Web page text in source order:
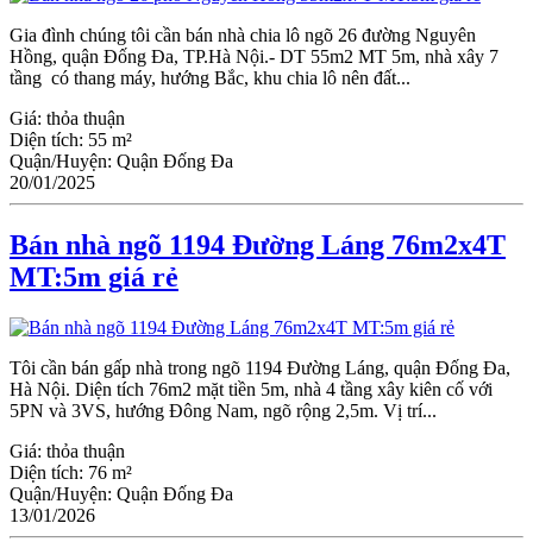
Gia đình chúng tôi cần bán nhà chia lô ngõ 26 đường Nguyên
Hồng, quận Đống Đa, TP.Hà Nội.- DT 55m2 MT 5m, nhà xây 7
tầng có thang máy, hướng Bắc, khu chia lô nên đất...
Giá: thỏa thuận
Diện tích: 55 m²
Quận/Huyện: Quận Đống Đa
20/01/2025
Bán nhà ngõ 1194 Đường Láng 76m2x4T
MT:5m giá rẻ
Tôi cần bán gấp nhà trong ngõ 1194 Đường Láng, quận Đống Đa,
Hà Nội. Diện tích 76m2 mặt tiền 5m, nhà 4 tầng xây kiên cố với
5PN và 3VS, hướng Đông Nam, ngõ rộng 2,5m. Vị trí...
Giá: thỏa thuận
Diện tích: 76 m²
Quận/Huyện: Quận Đống Đa
13/01/2026